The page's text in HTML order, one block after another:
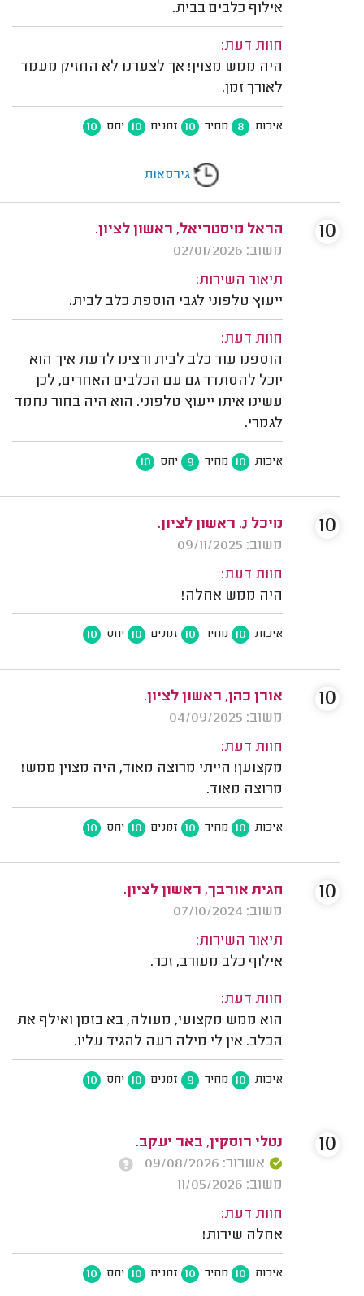
אילוף כלבים בבית.
חוות דעת:
היה ממש מצוין! אך לצערנו לא החזיק מעמד
לאורך זמן.
איכות 8 מחיר 10 זמנים 10 יחס 10
גירסאות
הראל מיסטריאל, ראשון לציון.
משוב: 02/01/2026
תיאור השירות:
ייעוץ טלפוני לגבי הוספת כלב לבית.
חוות דעת:
הוספנו עוד כלב לבית ורצינו לדעת איך הוא
יוכל להסתדר גם עם הכלבים האחרים, לכן
עשינו איתו ייעוץ טלפוני. הוא היה בחור נחמד
לגמרי.
איכות 10 מחיר 9 יחס 10
10
מיכל נ. ראשון לציון.
משוב: 09/11/2025
חוות דעת:
היה ממש אחלה!
איכות 10 מחיר 10 זמנים 10 יחס 10
10
אורן כהן, ראשון לציון.
משוב: 04/09/2025
חוות דעת:
מקצוען! הייתי מרוצה מאוד, היה מצוין ממש!
מרוצה מאוד.
איכות 10 מחיר 10 זמנים 10 יחס 10
10
חגית אורבך, ראשון לציון.
משוב: 07/10/2024
תיאור השירות:
אילוף כלב מעורב, זכר.
חוות דעת:
הוא ממש מקצועי, מעולה, בא בזמן ואילף את
הכלב. אין לי מילה רעה להגיד עליו.
איכות 10 מחיר 9 זמנים 10 יחס 10
10
נטלי רוסקין, באר יעקב.
אשרור: 09/08/2026
משוב: 11/05/2026
חוות דעת:
אחלה שירות!
איכות 10 מחיר 10 זמנים 10 יחס 10
10